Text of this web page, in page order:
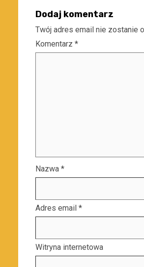
Dodaj komentarz
Twój adres email nie zostanie
Komentarz *
Nazwa *
Adres email *
Witryna internetowa